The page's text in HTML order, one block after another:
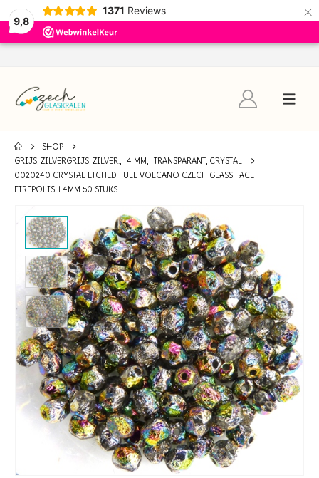
9,8
1371 Reviews ×
SHOP
GRIJS, ZILVERGRIJS, ZILVER., 4 MM, TRANSPARANT, CRYSTAL
0020240 CRYSTAL ETCHED FULL VOLCANO CZECH GLASS FACET
FIREPOLISH 4MM 50 STUKS